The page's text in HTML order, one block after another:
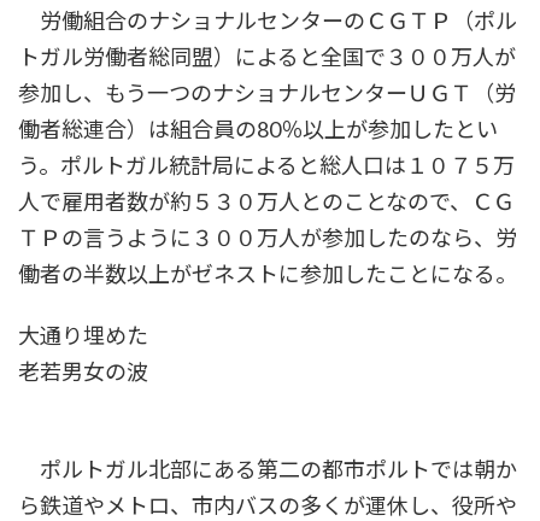
労働組合のナショナルセンターのＣＧＴＰ（ポル
トガル労働者総同盟）によると全国で３００万人が
参加し、もう一つのナショナルセンターＵＧＴ（労
働者総連合）は組合員の80％以上が参加したとい
う。ポルトガル統計局によると総人口は１０７５万
人で雇用者数が約５３０万人とのことなので、ＣＧ
ＴＰの言うように３００万人が参加したのなら、労
働者の半数以上がゼネストに参加したことになる。
大通り埋めた
老若男女の波
ポルトガル北部にある第二の都市ポルトでは朝か
ら鉄道やメトロ、市内バスの多くが運休し、役所や